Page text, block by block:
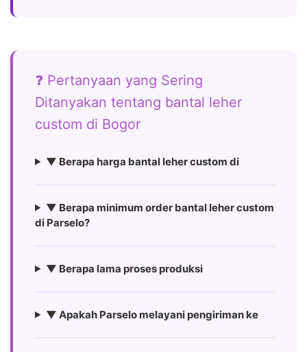
❓ Pertanyaan yang Sering
Ditanyakan tentang bantal leher
custom di Bogor
▼ Berapa harga bantal leher custom di
▼ Berapa minimum order bantal leher custom
di Parselo?
▼ Berapa lama proses produksi
▼ Apakah Parselo melayani pengiriman ke